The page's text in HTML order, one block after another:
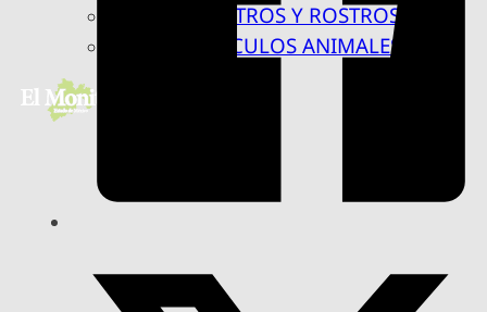
RASTROS Y ROSTROS
VÍNCULOS ANIMALES